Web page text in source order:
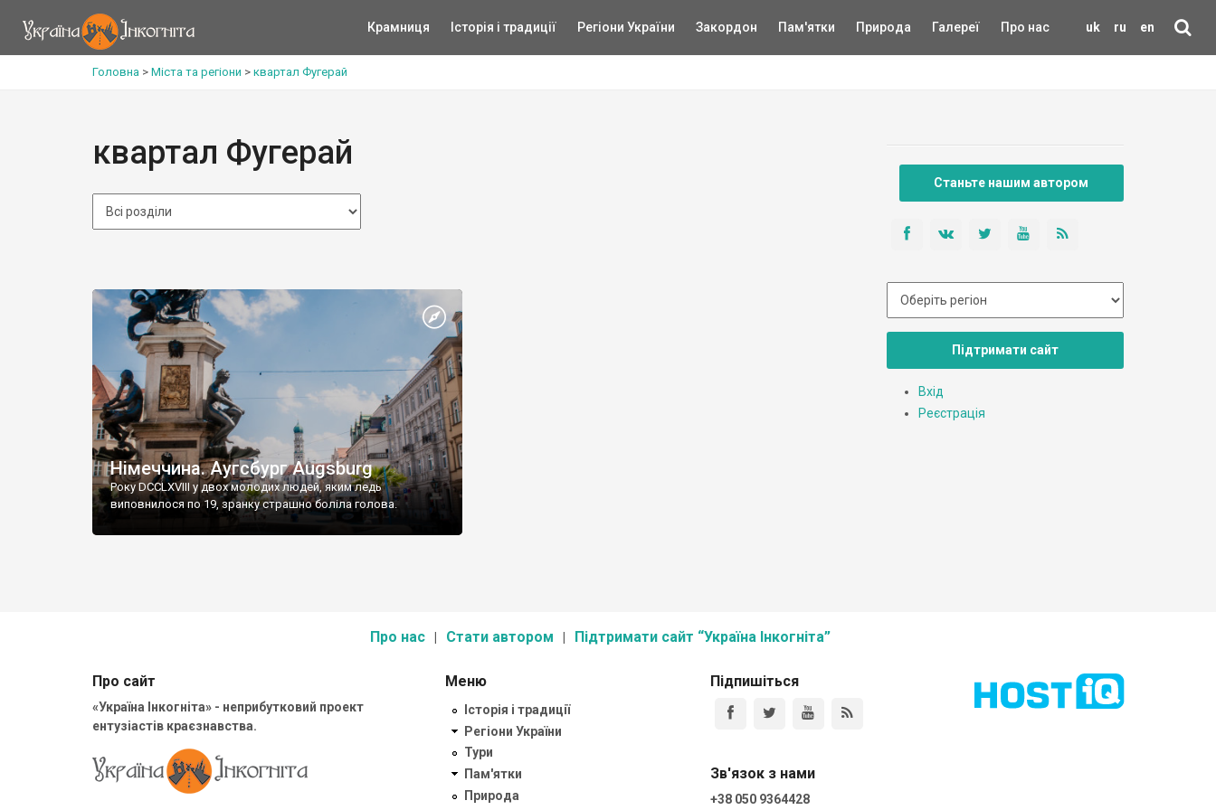
uk ru en
Крамниця Історія і традиції Регіони України Закордон Пам'ятки Природа Галереї Про нас
Головна > Міста та регіони > квартал Фугерай
квартал Фугерай
Німеччина. Аугсбург Augsburg
Року DCCLXVIII у двох молодих людей, яким ледь
виповнилося по 19, зранку страшно боліла голова.
Станьте нашим автором
Підтримати сайт
Вхід
Реєстрація
Про нас Стати автором Підтримати сайт “Україна Інкогніта”
Про сайт
«Україна Інкогніта» - неприбутковий проект
ентузіастів краєзнавства.
Меню
Історія і традиції
Регіони України
Тури
Пам'ятки
Природа
Підпишіться
Зв'язок з нами
+38 050 9364428